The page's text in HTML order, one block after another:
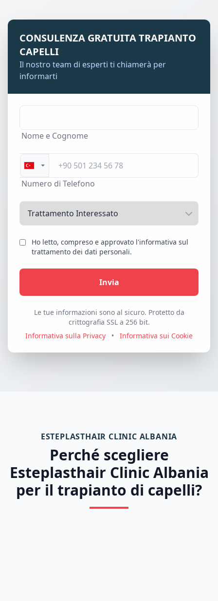
CONSULENZA GRATUITA TRAPIANTO
CAPELLI
Il nostro team di esperti ti chiamerà per
informarti
Nome e Cognome
Numero di Telefono
Ho letto, compreso e approvato l'informativa sul
trattamento dei dati personali.
Invia
Le tue informazioni sono al sicuro. Protetto da
crittografia SSL a 256 bit.
Informativa sulla Privacy
• Informativa sui Cookie
ESTEPLASTHAIR CLINIC ALBANIA
Perché scegliere
Esteplasthair Clinic Albania
per il trapianto di capelli?